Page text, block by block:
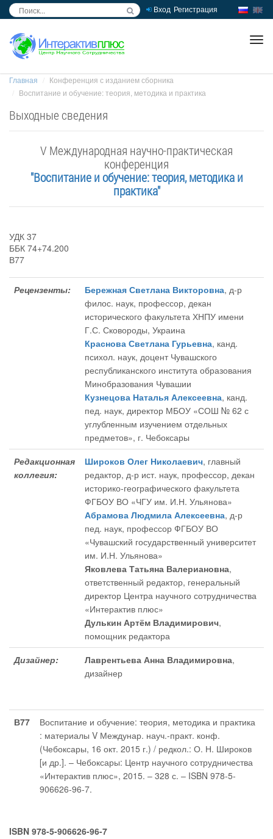
Вход Регистрация
Главная
Конференция с изданием сборника
Воспитание и обучение: теория, методика и практика
Выходные сведения
V Международная научно-практическая
конференция
"Воспитание и обучение: теория, методика и
практика"
УДК 37
ББК 74+74.200
В77
Рецензенты: Бережная Светлана Викторовна, д-р
филос. наук, профессор, декан
исторического факультета ХНПУ имени
Г.С. Сковороды, Украина
Краснова Светлана Гурьевна, канд.
психол. наук, доцент Чувашского
республиканского института образования
Минобразования Чувашии
Кузнецова Наталья Алексеевна, канд.
пед. наук, директор МБОУ «СОШ № 62 с
углубленным изучением отдельных
предметов», г. Чебоксары
Редакционная
коллегия:
Широков Олег Николаевич, главный
редактор, д-р ист. наук, профессор, декан
историко-географического факультета
ФГБОУ ВО «ЧГУ им. И.Н. Ульянова»
Абрамова Людмила Алексеевна, д-р
пед. наук, профессор ФГБОУ ВО
«Чувашский государственный университет
им. И.Н. Ульянова»
Яковлева Татьяна Валериановна,
ответственный редактор, генеральный
директор Центра научного сотрудничества
«Интерактив плюс»
Дулькин Артём Владимирович,
помощник редактора
Дизайнер:
Лаврентьева Анна Владимировна,
дизайнер
В77
Воспитание и обучение: теория, методика и практика
: материалы V Междунар. науч.-практ. конф.
(Чебоксары, 16 окт. 2015 г.) / редкол.: О. Н. Широков
[и др.]. – Чебоксары: Центр научного сотрудничества
«Интерактив плюс», 2015. – 328 с. – ISBN 978-5-
906626-96-7.
ISBN 978-5-906626-96-7